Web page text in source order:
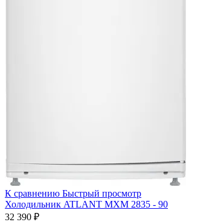
К сравнению Быстрый просмотр
Холодильник ATLANT МХМ 2835 - 90
32 390 ₽